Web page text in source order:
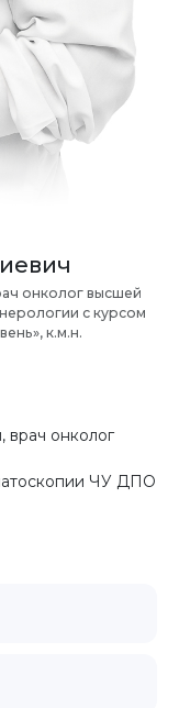
онколог высшей
с курсом
к.м.н.
онколог
ЧУ ДПО